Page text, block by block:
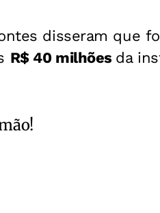
disseram que
R$ 40 milhões da